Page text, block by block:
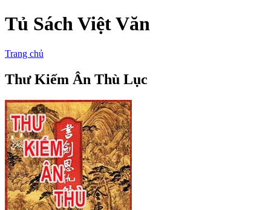
Tủ Sách Việt Văn
Trang chủ
Thư Kiếm Ân Thù Lục